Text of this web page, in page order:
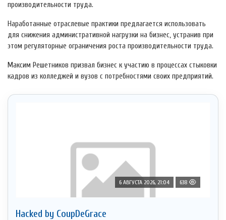
производительности труда.
Наработанные отраслевые практики предлагается использовать
для снижения административной нагрузки на бизнес, устранив при
этом регуляторные ограничения роста производительности труда.
Максим Решетников призвал бизнес к участию в процессах стыковки
кадров из колледжей и вузов с потребностями своих предприятий.
6 АВГУСТА 2026, 21:04 638
Hacked by CoupDeGrace